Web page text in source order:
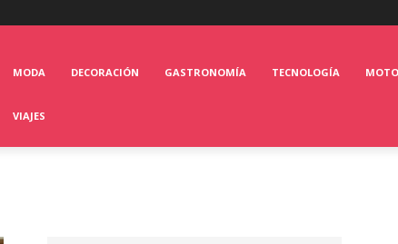
MODA DECORACIÓN GASTRONOMÍA TECNOLOGÍA
VIAJES